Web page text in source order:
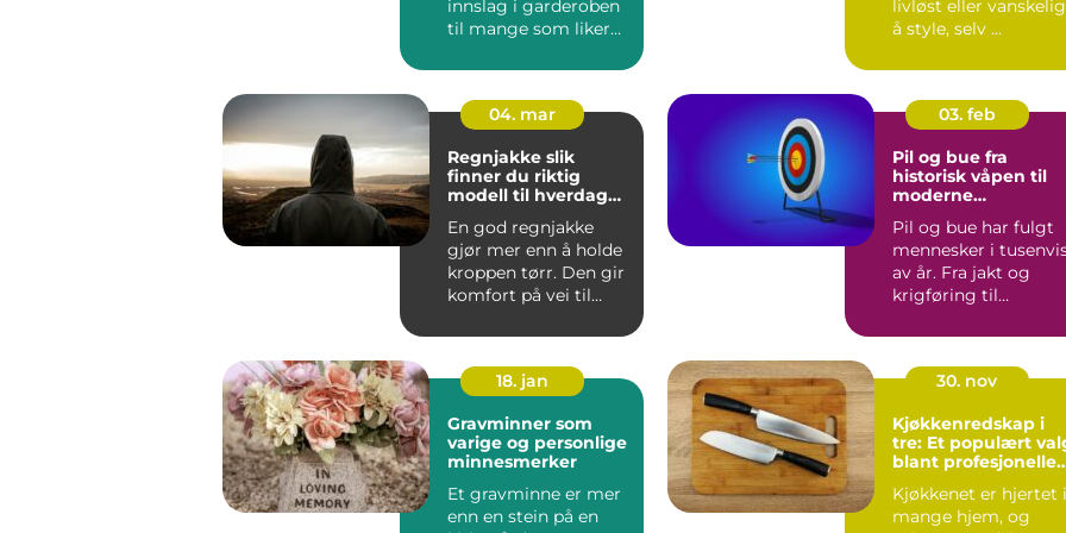
innslag i garderoben
til mange som liker
livløst eller vanskelig
å style, selv ...
04. mar
Regnjakke slik
finner du riktig
modell til hverdag
En god regnjakke
gjør mer enn å holde
kroppen tørr. Den gir
komfort på vei til
byg...
03. feb
Pil og bue fra
historisk våpen til
moderne
Pil og bue har fulgt
mennesker i
av år. Fra jakt og
krigføring til
hobbybruk...
18. jan
Gravminner som
varige og personlige
minnesmerker
Et gravminne er mer
enn en stein på en
30. nov
Kjøkkenredskap i
tre: Et populært
blant profesjonelle
hobbykokker
Kjøkkenet er hjertet i
mange hjem, og